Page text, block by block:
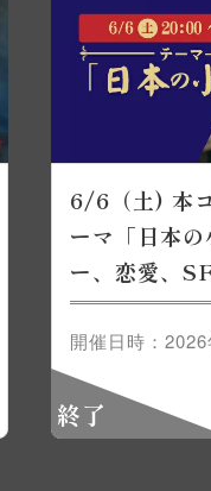
6/6（土) 本
ーマ「日本
ー、恋愛、
開催日時：
終了